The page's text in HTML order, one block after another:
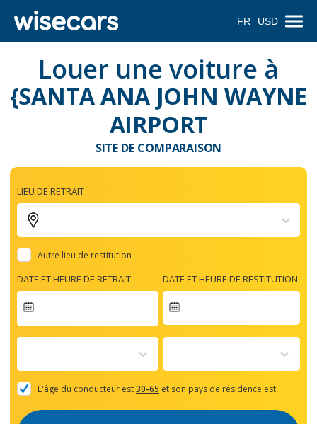
FR USD
Louer une voiture à
{SANTA ANA JOHN WAYNE
AIRPORT
SITE DE COMPARAISON
LIEU DE RETRAIT
Autre lieu de restitution
DATE ET HEURE DE RETRAIT
forward
with
the
and
DATE ET HEURE DE RESTITUTION
L'âge du conducteur est30-65 et son pays de résidence est